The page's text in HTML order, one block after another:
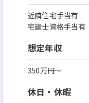
近隣住宅手当有
宅建士資格手当有
想定年収
350万円〜
休日・休暇